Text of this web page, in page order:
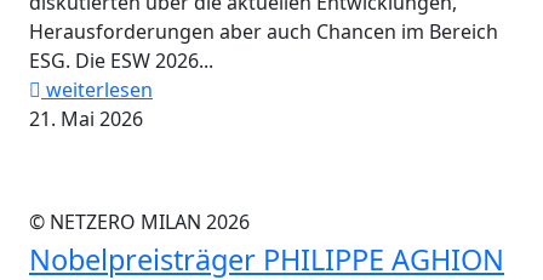
Herausforderungen aber auch Chancen im Bereich
ESG. Die ESW 2026...
weiterlesen
21. Mai 2026
© NETZERO MILAN 2026
Nobelpreisträger PHILIPPE AGHION